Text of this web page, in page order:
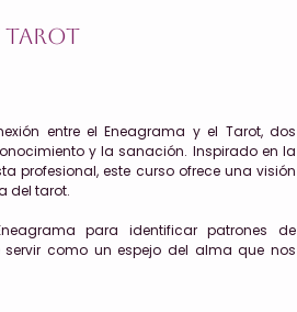
Tarot
entre el Eneagrama y el Tarot, dos
y la sanación. Inspirado en la
profesional, este curso ofrece una visión
del tarot.
para identificar patrones de
como un espejo del alma que nos